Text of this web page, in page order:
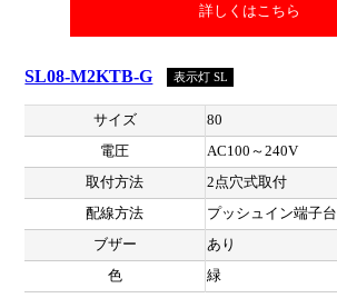
詳しくはこちら
SL08-M2KTB-G 表示灯 SL
サイズ
80
電圧
AC100～240V
取付方法
2点穴式取付
配線方法
プッシュイン端子台
ブザー
あり
色
緑